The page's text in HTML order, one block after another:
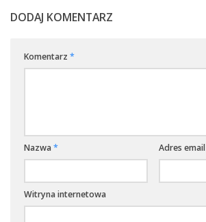
DODAJ KOMENTARZ
Komentarz *
Nazwa * Adres email
Witryna internetowa